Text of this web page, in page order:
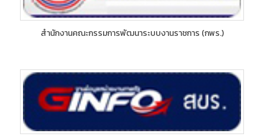
สำนักงานคณะกรรมการพัฒนาระบบงานราชการ (กพร.)